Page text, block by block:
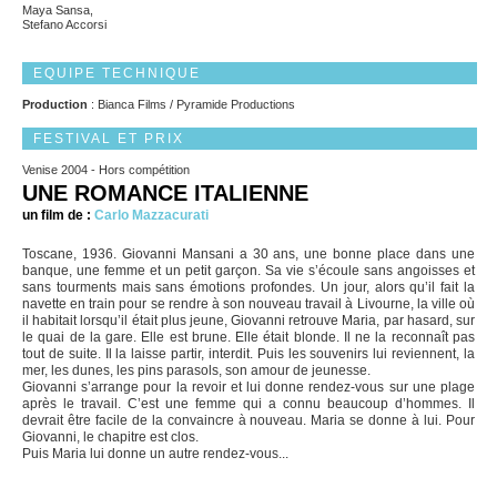
Maya Sansa,
Stefano Accorsi
EQUIPE TECHNIQUE
Production : Bianca Films / Pyramide Productions
FESTIVAL ET PRIX
Venise 2004 - Hors compétition
UNE ROMANCE ITALIENNE
un film de : Carlo Mazzacurati
Toscane, 1936. Giovanni Mansani a 30 ans, une bonne place dans une
banque, une femme et un petit garçon. Sa vie s’écoule sans angoisses et
sans tourments mais sans émotions profondes. Un jour, alors qu’il fait la
navette en train pour se rendre à son nouveau travail à Livourne, la ville où
il habitait lorsqu’il était plus jeune, Giovanni retrouve Maria, par hasard, sur
le quai de la gare. Elle est brune. Elle était blonde. Il ne la reconnaît pas
tout de suite. Il la laisse partir, interdit. Puis les souvenirs lui reviennent, la
mer, les dunes, les pins parasols, son amour de jeunesse.
Giovanni s’arrange pour la revoir et lui donne rendez-vous sur une plage
après le travail. C’est une femme qui a connu beaucoup d’hommes. Il
devrait être facile de la convaincre à nouveau. Maria se donne à lui. Pour
Giovanni, le chapitre est clos.
Puis Maria lui donne un autre rendez-vous...